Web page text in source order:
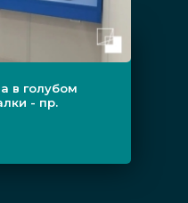
в голубом
- пр.